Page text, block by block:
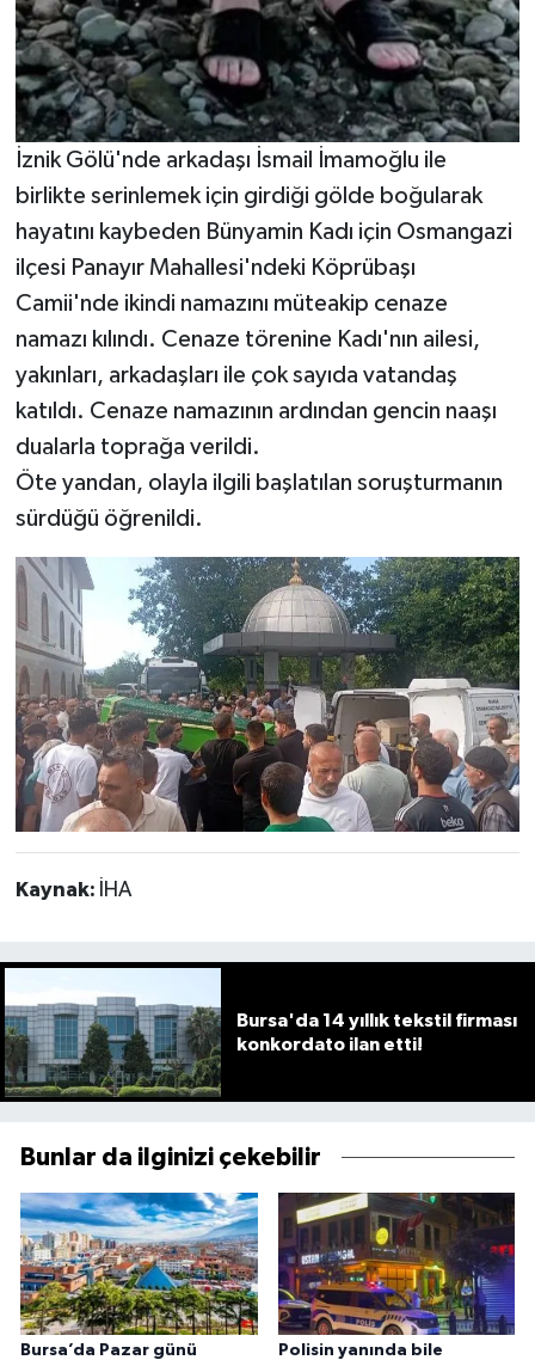
İznik Gölü'nde arkadaşı İsmail İmamoğlu ile
birlikte serinlemek için girdiği gölde boğularak
hayatını kaybeden Bünyamin Kadı için Osmangazi
ilçesi Panayır Mahallesi'ndeki Köprübaşı
Camii'nde ikindi namazını müteakip cenaze
namazı kılındı. Cenaze törenine Kadı'nın ailesi,
yakınları, arkadaşları ile çok sayıda vatandaş
katıldı. Cenaze namazının ardından gencin naaşı
dualarla toprağa verildi.
Öte yandan, olayla ilgili başlatılan soruşturmanın
sürdüğü öğrenildi.
Kaynak: İHA
Bursa'da 14 yıllık tekstil firması
konkordato ilan etti!
Bunlar da ilginizi çekebilir
Bursa’da Pazar günü
Polisin yanında bile